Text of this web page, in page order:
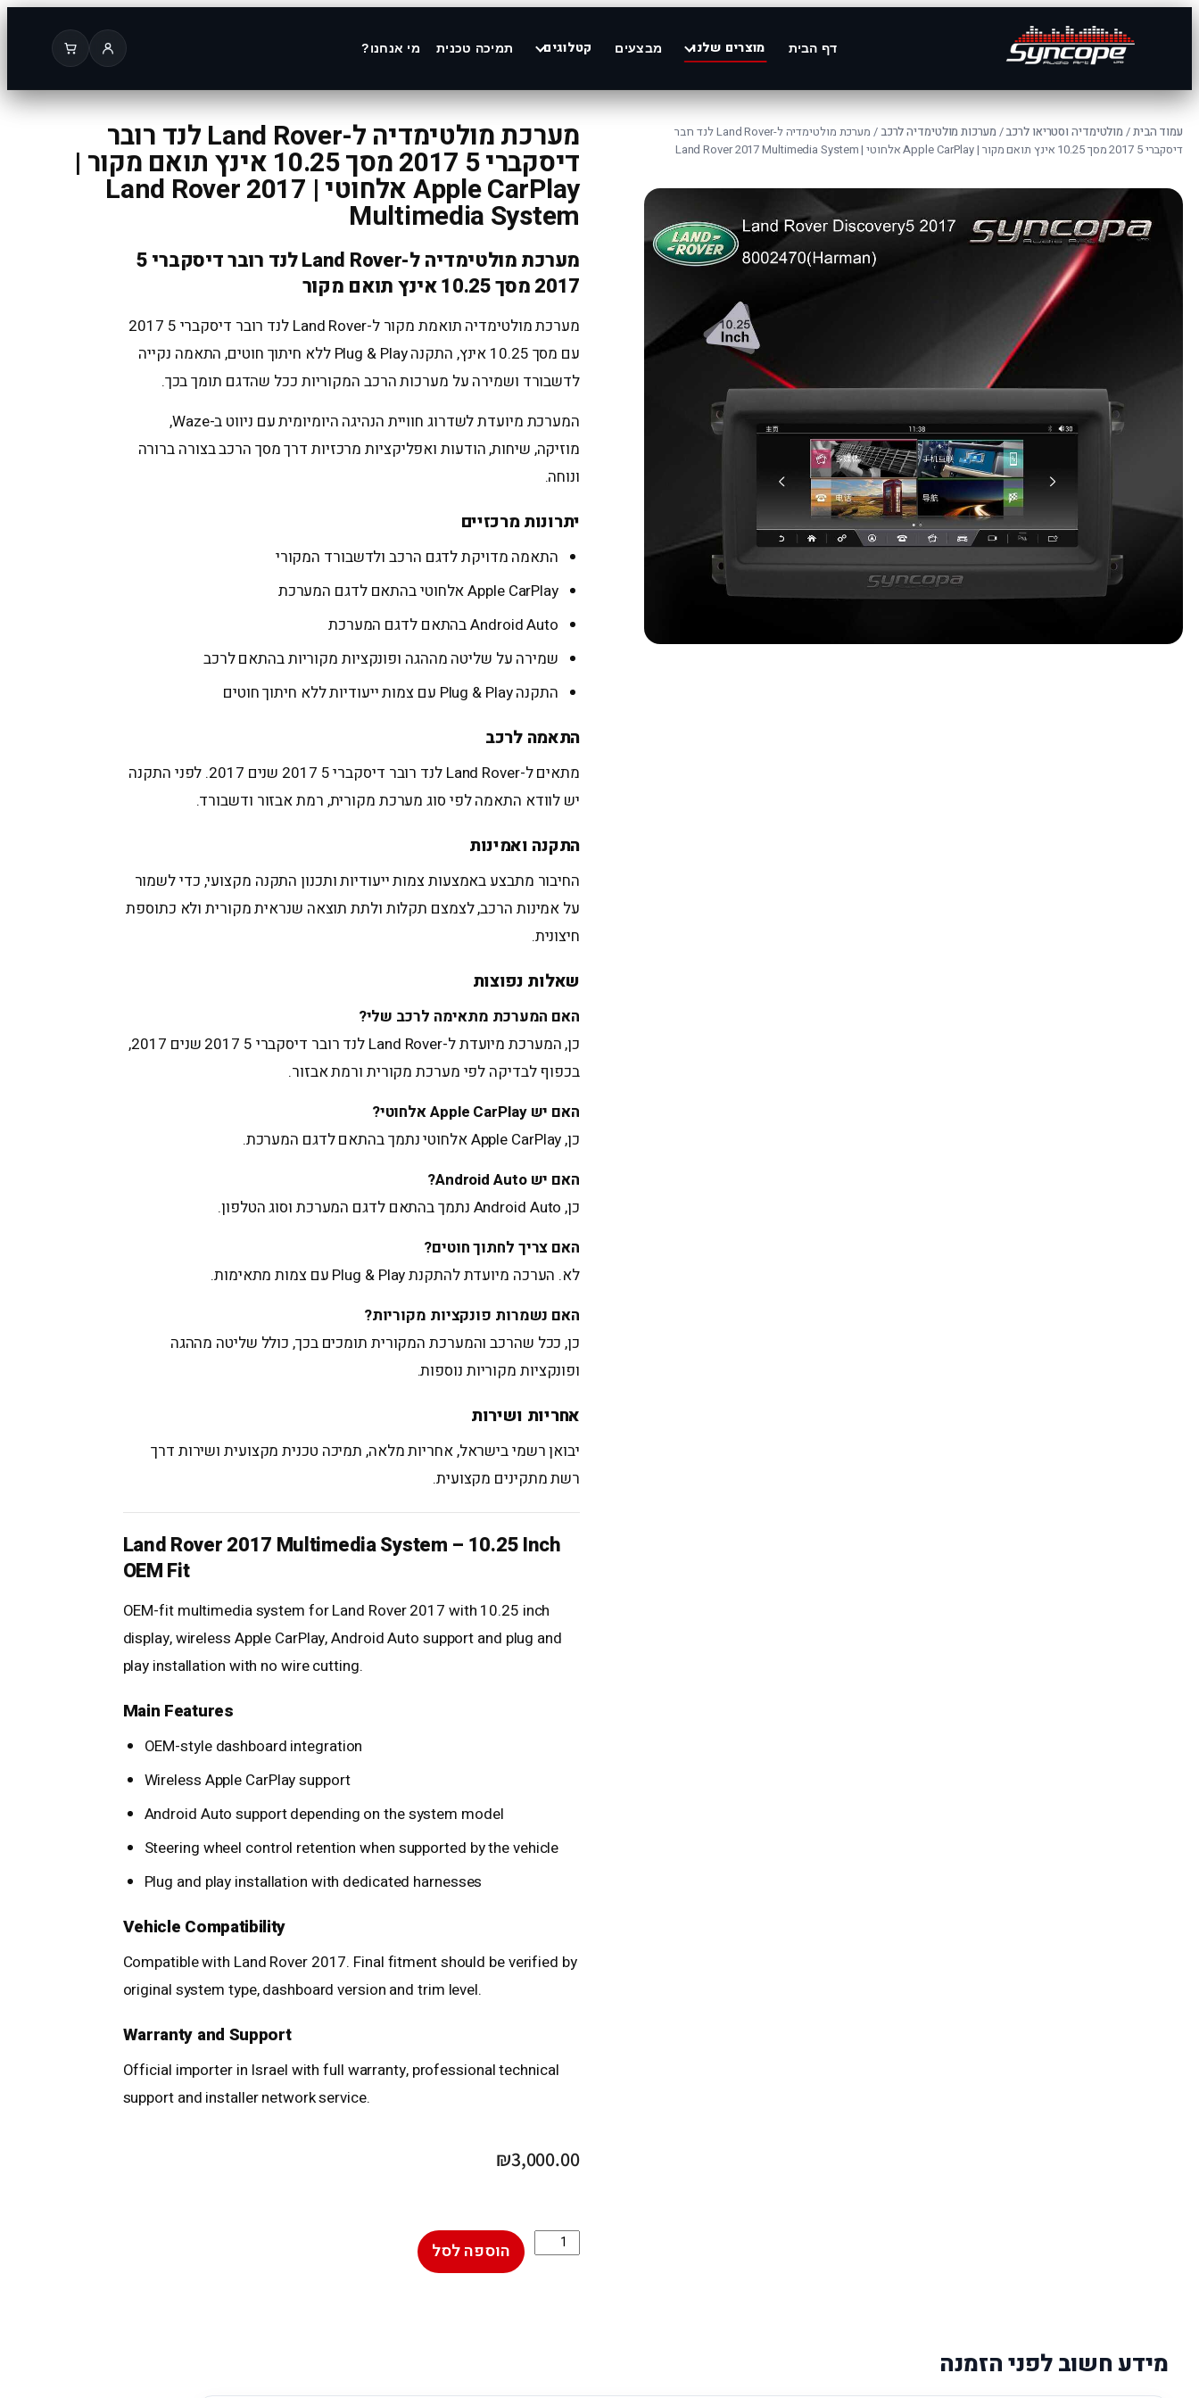
דף הבית מוצרים שלנו מבצעים קטלוגים תמיכה טכנית מי אנחנו?
עמוד הבית/ מולטימדיה וסטריאו לרכב/ מערכות מולטימדיה לרכב
/ מערכת מולטימדיה ל-Land Rover לנד רובר
דיסקברי 5 2017 מסך 10.25 אינץ תואם מקור | Apple CarPlay אלחוטי | Land Rover 2017 Multimedia System
מערכת מולטימדיה ל-Land Rover לנד רובר
דיסקברי 5 2017 מסך 10.25 אינץ תואם מקור |
Apple CarPlay אלחוטי | Land Rover 2017
Multimedia System
מערכת מולטימדיה ל-Land Rover לנד רובר דיסקברי 5
2017 מסך 10.25 אינץ תואם מקור
מערכת מולטימדיה תואמת מקור ל-Land Rover לנד רובר דיסקברי 5 2017
עם מסך 10.25 אינץ, התקנה Plug & Play ללא חיתוך חוטים, התאמה נקייה
לדשבורד ושמירה על מערכות הרכב המקוריות ככל שהדגם תומך בכך.
המערכת מיועדת לשדרוג חוויית הנהיגה היומיומית עם ניווט ב-Waze,
מוזיקה, שיחות, הודעות ואפליקציות מרכזיות דרך מסך הרכב בצורה ברורה
ונוחה.
יתרונות מרכזיים
התאמה מדויקת לדגם הרכב ולדשבורד המקורי
Apple CarPlay אלחוטי בהתאם לדגם המערכת
Android Auto בהתאם לדגם המערכת
שמירה על שליטה מההגה ופונקציות מקוריות בהתאם לרכב
התקנה Plug & Play עם צמות ייעודיות ללא חיתוך חוטים
התאמה לרכב
מתאים ל-Land Rover לנד רובר דיסקברי 5 2017 שנים 2017. לפני התקנה
יש לוודא התאמה לפי סוג מערכת מקורית, רמת אבזור ודשבורד.
התקנה ואמינות
החיבור מתבצע באמצעות צמות ייעודיות ותכנון התקנה מקצועי, כדי לשמור
על אמינות הרכב, לצמצם תקלות ולתת תוצאה שנראית מקורית ולא כתוספת
חיצונית.
שאלות נפוצות
האם המערכת מתאימה לרכב שלי?
כן, המערכת מיועדת ל-Land Rover לנד רובר דיסקברי 5 2017 שנים 2017,
בכפוף לבדיקה לפי מערכת מקורית ורמת אבזור.
האם יש Apple CarPlay אלחוטי?
כן, Apple CarPlay אלחוטי נתמך בהתאם לדגם המערכת.
האם יש Android Auto?
כן, Android Auto נתמך בהתאם לדגם המערכת וסוג הטלפון.
האם צריך לחתוך חוטים?
לא. הערכה מיועדת להתקנת Plug & Play עם צמות מתאימות.
האם נשמרות פונקציות מקוריות?
כן, ככל שהרכב והמערכת המקורית תומכים בכך, כולל שליטה מההגה
ופונקציות מקוריות נוספות.
אחריות ושירות
יבואן רשמי בישראל, אחריות מלאה, תמיכה טכנית מקצועית ושירות דרך
רשת מתקינים מקצועית.
Land Rover 2017 Multimedia System – 10.25 Inch
OEM Fit
OEM-fit multimedia system for Land Rover 2017 with 10.25 inch
display, wireless Apple CarPlay, Android Auto support and plug and
play installation with no wire cutting.
Main Features
OEM-style dashboard integration
Wireless Apple CarPlay support
Android Auto support depending on the system model
Steering wheel control retention when supported by the vehicle
Plug and play installation with dedicated harnesses
Vehicle Compatibility
Compatible with Land Rover 2017. Final fitment should be verified by
original system type, dashboard version and trim level.
Warranty and Support
Official importer in Israel with full warranty, professional technical
support and installer network service.
₪3,000.00
הוספה לסל
מידע חשוב לפני הזמנה